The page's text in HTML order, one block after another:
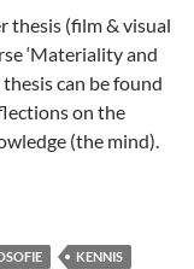
thesis (film & visual
‘Materiality and
can be found
on the
(the mind).
rethinking a
KENNIS